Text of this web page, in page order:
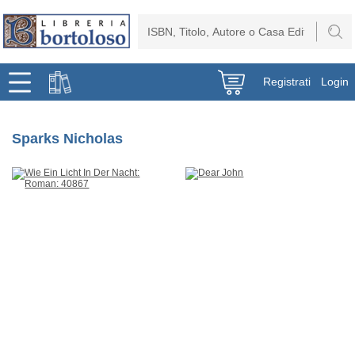
Registrati Login
Sparks Nicholas